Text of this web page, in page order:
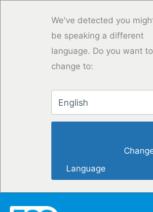
We've detected you
be speaking a different
language. Do you want to
change to:
English
Language